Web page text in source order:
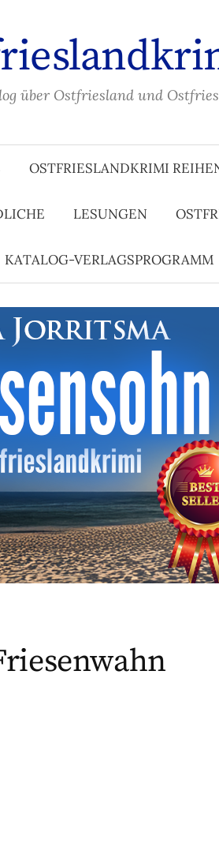
über Ostfriesland und
OSTFRIESLANDKRIMI
LESUNGEN
KATALOG-VERLAGSPROGRAMM